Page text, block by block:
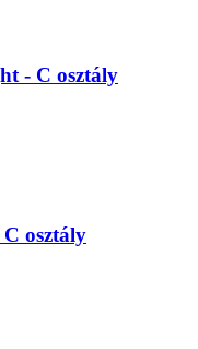
- C osztály
osztály